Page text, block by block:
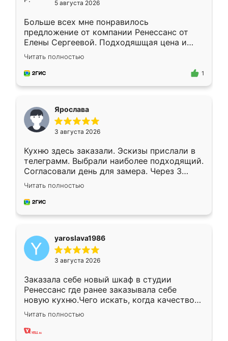
5 августа 2026
Больше всех мне понравилось
предложение от компании Ренессанс от
Елены Сергеевой. Подходяшщая цена и
короткие сроки изготовления. Приехавший
для замера сотрудник Владислав
предложил по моему эскизу самый
Читать полностью
1
Ярослава
3 августа 2026
Кухню здесь заказали. Эскизы прислали в
телеграмм. Выбрали наиболее подходящий.
Согласовали день для замера. Через 3
недели кухня была уже готова. Остались
довольны работой. Спасибо Ренессанс
мебель за качественную работу!
Читать полностью
yaroslava1986
3 августа 2026
Заказала себе новый шкаф в студии
Ренессанс где ранее заказывала себе
новую кухню.Чего искать, когда качеством
вполне довольна. Служит кухня уже почти
два года, нареканий нет.
Читать полностью